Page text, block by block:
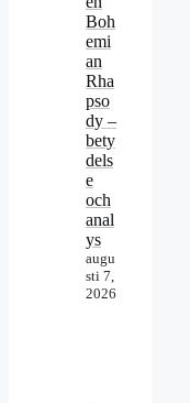
Boh
emi
an
Rha
pso
dy –
bety
dels
e
och
anal
ys
augu
sti 7,
2026